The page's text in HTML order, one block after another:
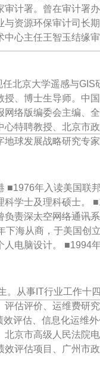
审计署。曾在审计署
与资源环保审计司长
中心主任王智玉结
北京大学遥感与
授、博士生导师。中
网络版编委会主编、
心特聘教授、北京市
地球发展战略研究专
■1976年入读美国联
科学士及理科硕士。
负责深太空网络通讯
下海从商，于美国创
人电脑设计。 ■1994
。从事IT行业工作十
评估评价、运维费研
效评估、信息化运维
北京市高级人民法院
效评估项目、广州市